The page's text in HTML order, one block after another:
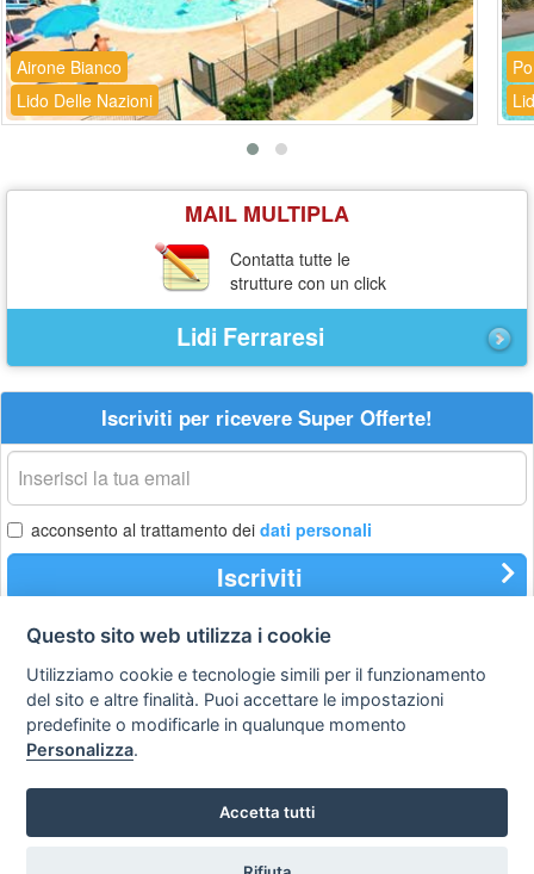
Airone Bianco
Lido Delle Nazioni
MAIL MULTIPLA
Contatta tutte le
strutture con un click
Lidi Ferraresi
Iscriviti per ricevere Super Offerte!
La
tua
email
acconsento al trattamento dei dati personali
Iscriviti
Privacy
policy
Avviso
legale
Scrivici
Preferenze cookie
Copyright © 2008
SVILUPPO TURISMO ITALIA S.r.L. unipersonale
P.IVA: 01665350433 - R.E.A. FM-195884 Via A. Costa, 2
Questo sito web utilizza i cookie
Utilizziamo cookie e tecnologie simili per il funzionamento
del sito e altre finalità. Puoi accettare le impostazioni
predefinite o modificarle in qualunque momento
Personalizza.
Accetta tutti